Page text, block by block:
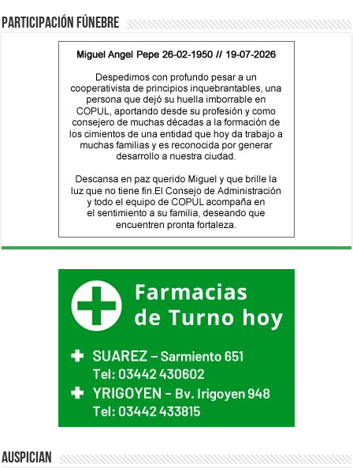
Participación fúnebre
Auspician